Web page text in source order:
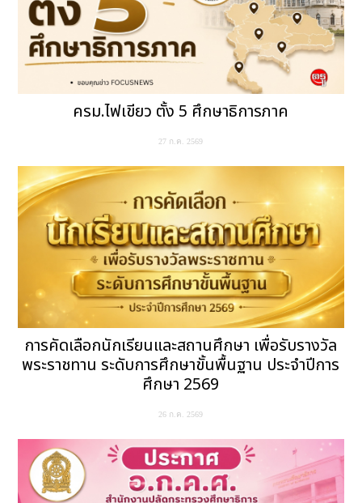
ครม.ไฟเขียว ตั้ง 5 ศึกษาธิการภาค
27 ก.ค. 2569
การคัดเลือกนักเรียนและสถานศึกษา เพื่อรับรางวัล
พระราชทาน ระดับการศึกษาขั้นพื้นฐาน ประจำปีการ
ศึกษา 2569
26 ก.ค. 2569